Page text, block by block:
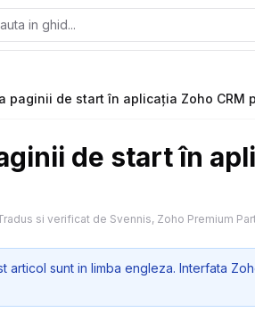
paginii de start în aplicația Zoho CRM
de start în
si verificat de Svennis, Zoho Premium
articol sunt in limba engleza. Interfata